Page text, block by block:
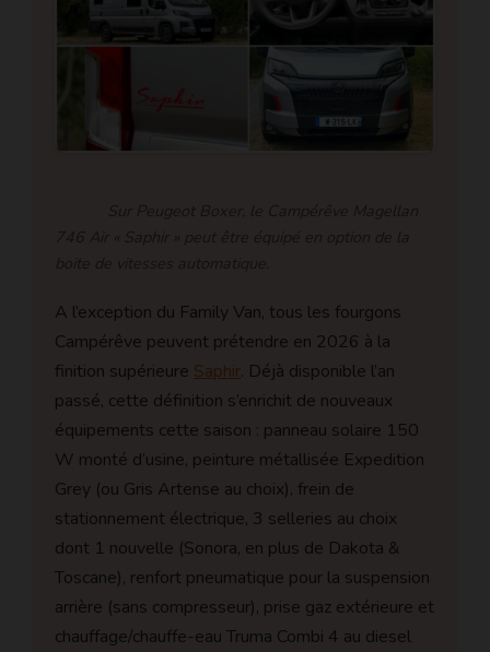
A l’exception du Family Van, tous les fourgons
Campérêve peuvent prétendre en 2026 à la
finition supérieure Saphir. Déjà disponible l’an
passé, cette définition s’enrichit de nouveaux
équipements cette saison : panneau solaire 150
W monté d’usine, peinture métallisée Expedition
Grey (ou Gris Artense au choix), frein de
stationnement électrique, 3 selleries au choix
dont 1 nouvelle (Sonora, en plus de Dakota &
Toscane), renfort pneumatique pour la suspension
arrière (sans compresseur), prise gaz extérieure et
chauffage/chauffe-eau Truma Combi 4 au diesel